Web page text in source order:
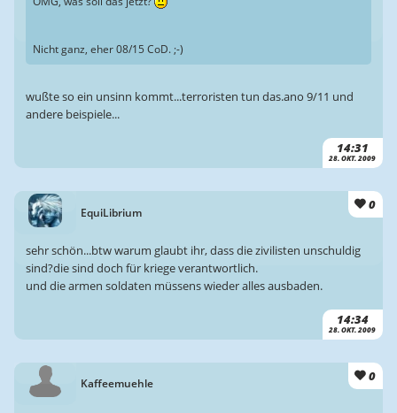
14:31
28. OKT. 2009
Nicht ganz, eher 08/15 CoD. ;-)
wußte so ein unsinn kommt...terroristen tun das.ano 9/11 und
andere beispiele...
EquiLibrium
0
14:34
28. OKT. 2009
sehr schön...btw warum glaubt ihr, dass die zivilisten unschuldig
sind?die sind doch für kriege verantwortlich.
und die armen soldaten müssens wieder alles ausbaden.
Kaffeemuehle 0